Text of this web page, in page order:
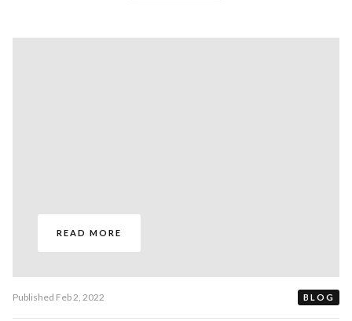
READ MORE
Published Feb 2, 2022 BLOG